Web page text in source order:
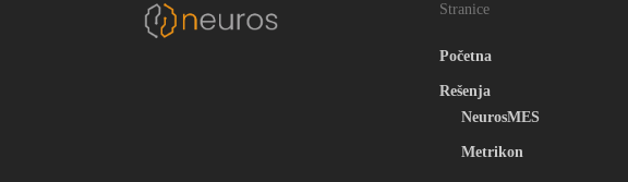
Stranice
Početna
Rešenja
NeurosMES
Metrikon